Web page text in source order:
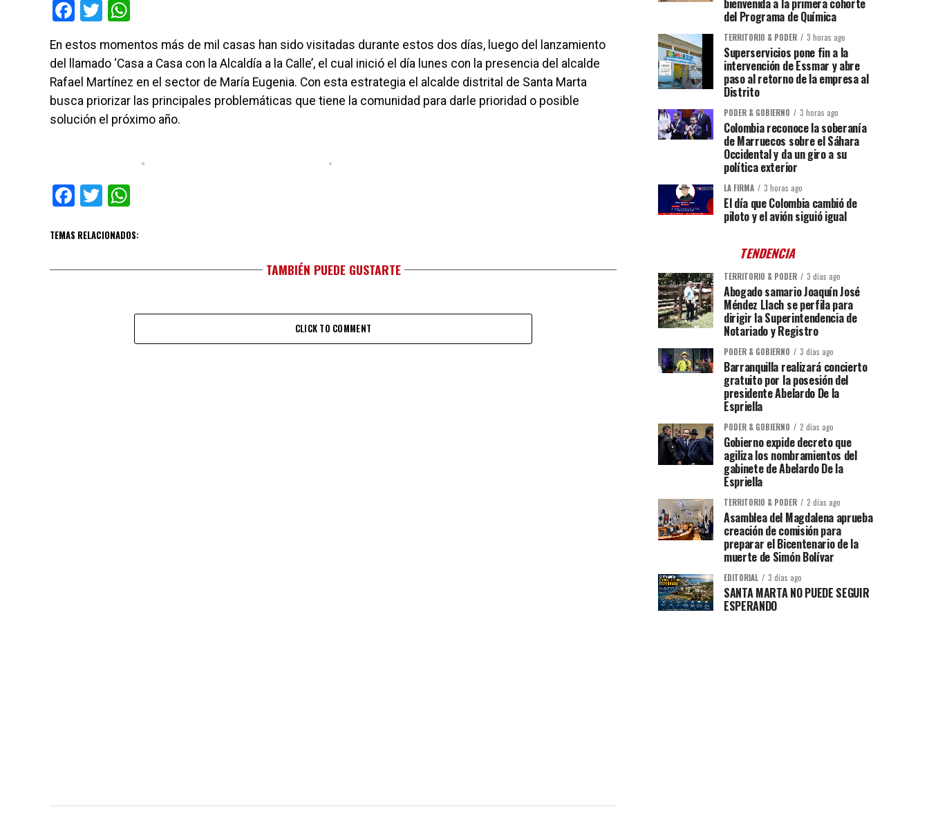
Facebook
Twitter
En estos momentos más de mil casas han sido visitadas durante estos dos días, luego del lanzamiento
del llamado ‘Casa a Casa con la Alcaldía a la Calle’, el cual inició el día lunes con la presencia del alcalde
Rafael Martínez en el sector de María Eugenia. Con esta estrategia el alcalde distrital de Santa Marta
busca priorizar las principales problemáticas que tiene la comunidad para darle prioridad o posible
solución el próximo año.
Facebook
Twitter
TEMAS RELACIONADOS:
TAMBIÉN PUEDE GUSTARTE
CLICK TO COMMENT
bienvenida a la primera cohorte
del Programa de Química
TERRITORIO & PODER 3 horas ago
Superservicios pone fin a la
intervención de Essmar y abre
paso al retorno de la empresa al
Distrito
PODER & GOBIERNO 3 horas ago
Colombia reconoce la soberanía
de Marruecos sobre el Sáhara
Occidental y da un giro a su
política exterior
LA FIRMA 3 horas ago
El día que Colombia cambió de
piloto y el avión siguió igual
TENDENCIA
TERRITORIO & PODER 3 días ago
Abogado samario Joaquín José
Méndez Llach se perfila para
dirigir la Superintendencia de
Notariado y Registro
PODER & GOBIERNO 3 días ago
Barranquilla realizará concierto
gratuito por la posesión del
presidente Abelardo De la
Espriella
PODER & GOBIERNO 2 días ago
Gobierno expide decreto que
agiliza los nombramientos del
gabinete de Abelardo De la
Espriella
TERRITORIO & PODER 2 días ago
Asamblea del Magdalena aprueba
creación de comisión para
preparar el Bicentenario de la
muerte de Simón Bolívar
EDITORIAL 3 días ago
SANTA MARTA NO PUEDE SEGUIR
ESPERANDO